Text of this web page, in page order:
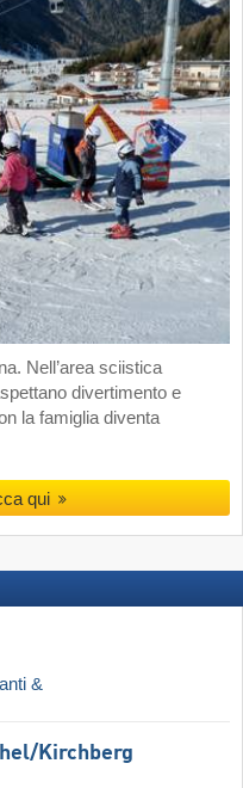
Nell’area sciistica
divertimento e
la famiglia diventa
qui
&
​Kirchberg